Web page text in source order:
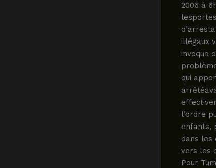
2006 à
illégaux
invoque
qui
l’ordre
enfants,
dans les
vers les
Pour